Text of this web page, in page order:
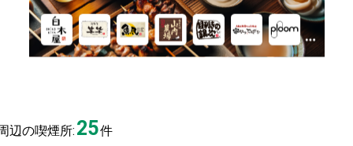
辺の喫煙所: 25件